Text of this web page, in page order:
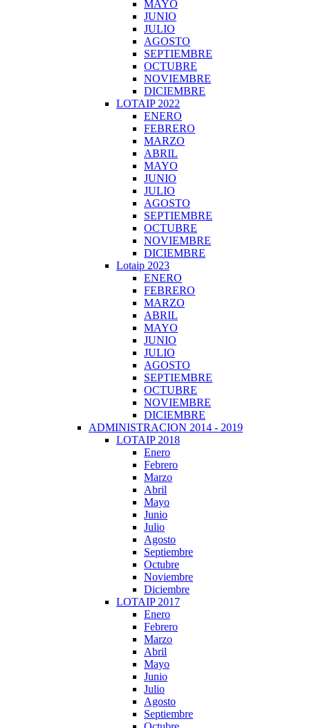
MAYO
JUNIO
JULIO
AGOSTO
SEPTIEMBRE
OCTUBRE
NOVIEMBRE
DICIEMBRE
LOTAIP 2022
ENERO
FEBRERO
MARZO
ABRIL
MAYO
JUNIO
JULIO
AGOSTO
SEPTIEMBRE
OCTUBRE
NOVIEMBRE
DICIEMBRE
Lotaip 2023
ENERO
FEBRERO
MARZO
ABRIL
MAYO
JUNIO
JULIO
AGOSTO
SEPTIEMBRE
OCTUBRE
NOVIEMBRE
DICIEMBRE
ADMINISTRACION 2014 - 2019
LOTAIP 2018
Enero
Febrero
Marzo
Abril
Mayo
Junio
Julio
Agosto
Septiembre
Octubre
Noviembre
Diciembre
LOTAIP 2017
Enero
Febrero
Marzo
Abril
Mayo
Junio
Julio
Agosto
Septiembre